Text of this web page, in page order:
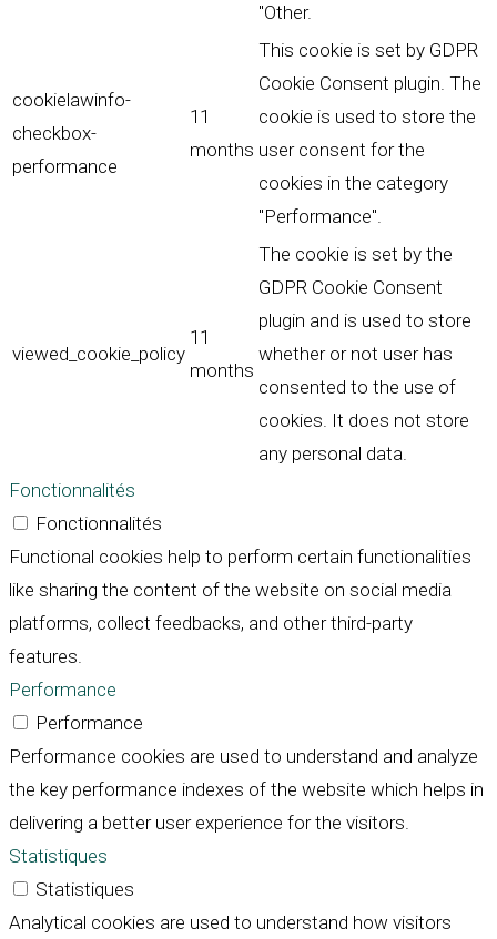
"Other.
cookielawinfo-
checkbox-
performance
11
months
This cookie is set by GDPR
Cookie Consent plugin. The
cookie is used to store the
user consent for the
cookies in the category
"Performance".
viewed_cookie_policy
11
months
The cookie is set by the
GDPR Cookie Consent
plugin and is used to store
whether or not user has
consented to the use of
cookies. It does not store
any personal data.
Fonctionnalités
Fonctionnalités
Functional cookies help to perform certain functionalities
like sharing the content of the website on social media
platforms, collect feedbacks, and other third-party
features.
Performance
Performance
Performance cookies are used to understand and analyze
the key performance indexes of the website which helps in
delivering a better user experience for the visitors.
Statistiques
Statistiques
Analytical cookies are used to understand how visitors